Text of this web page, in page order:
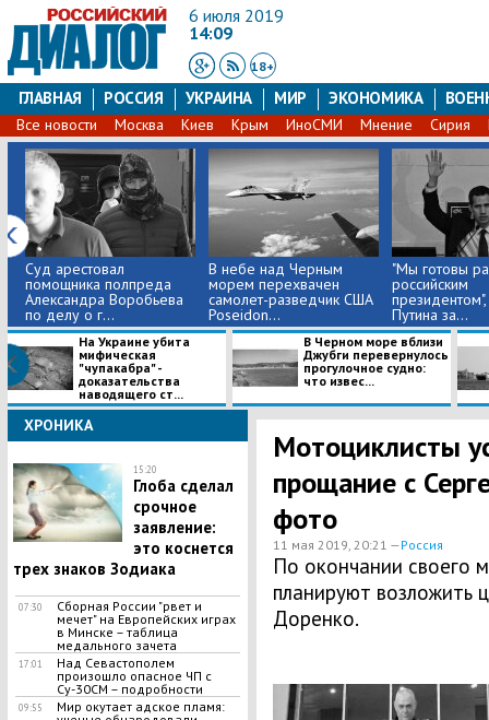
6 июля 2019
14:09
18+
ГЛАВНАЯ РОССИЯ УКРАИНА МИР ЭКОНОМИКА
Все новости Москва Киев Крым ИноСМИ Мнение Сирия
Суд арестовал
помощника полпреда
Александра Воробьева
по делу о г...
В небе над Черным
морем перехвачен
самолет-разведчик США
Poseidon...
​"Мы готовы
российским
президентом",
Путина за...
На Украине убита
мифическая
"чупакабра" -
доказательства
наводящего ст...
В Черном море вблизи
Джубги перевернулось
прогулочное судно:
что извес...
ХРОНИКА
15:20
Глоба сделал
срочное
заявление:
это коснется
трех знаков Зодиака
07:30
Сборная России "рвет и
мечет" на Европейских играх
в Минске – таблица
медального зачета
17:01
Над Севастополем
произошло опасное ЧП с
Су-30СМ – подробности
09:55
Мир окутает адское пламя:
Мотоциклисты
прощание с
фото
11 мая 2019, 20:21 —Россия
По окончании своего
планируют возложить
Доренко.